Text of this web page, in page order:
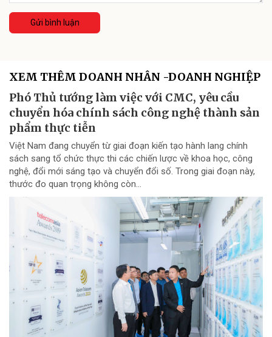
Gửi bình luận
XEM THÊM DOANH NHÂN -DOANH NGHIỆP
Phó Thủ tướng làm việc với CMC, yêu cầu
chuyển hóa chính sách công nghệ thành sản
phẩm thực tiễn
Việt Nam đang chuyển từ giai đoạn kiến tạo hành lang chính
sách sang tổ chức thực thi các chiến lược về khoa học, công
nghệ, đổi mới sáng tạo và chuyển đổi số. Trong giai đoạn này,
thước đo quan trọng không còn...